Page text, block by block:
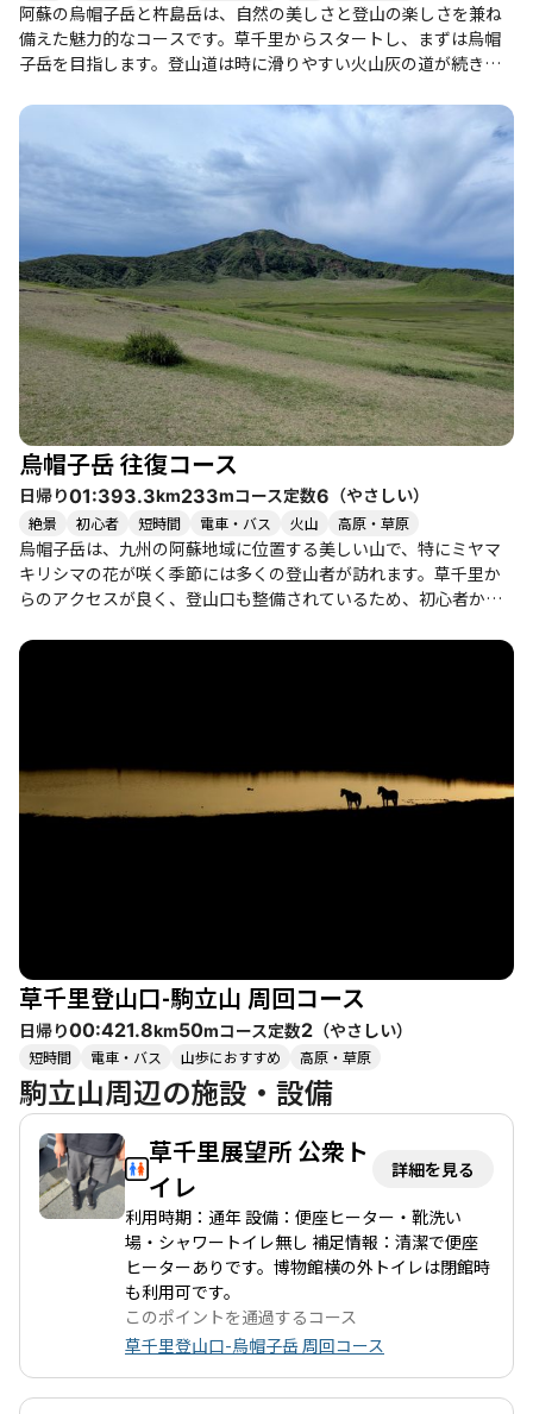
阿蘇の烏帽子岳と杵島岳は、自然の美しさと登山の楽しさを兼ね
備えた魅力的なコースです。草千里からスタートし、まずは烏帽
子岳を目指します。登山道は時に滑りやすい火山灰の道が続き、
周囲の景色が曇っていることもありますが、運が良ければ杵島岳
からの眺望は素晴らしく、阿蘇の雄大な景色を楽しむことができ
ます。 このコースは初心者から健脚者まで楽しめる内容で、特に
家族連れや友人同士でのハイキングにおすすめです。登山道は整
備されているものの、藪漕ぎや急登もあり、体力に自信のある方
には特に楽しめるでしょう。冬には霧氷や雪景色が美しく、春に
はミヤマキリシマの花が咲き誇ります。 また、草千里では放牧中
の馬たちが自由に歩き回っており、癒しのひとときを提供してく
れます。周辺には温泉や美味しいグルメスポットも点在してお
り、登山後の楽しみも豊富です。特に道の駅阿蘇では、地元の名
物を楽しむことができ、訪れる価値があります。 登山中は、時折
強風に見舞われることもありますが、晴れた日には青空の下での
開放感を味わえます。特に、烏帽子岳の山頂からは、草千里や杵
島岳を見渡す絶景が広がり、登った達成感を感じることができる
でしょう。注意点としては、登山道の滑りやすさや、時折見られ
る藪漕ぎの部分があるため、しっかりとした準備が必要です。
烏帽子岳 往復コース
日帰り01:393.3km233mコース定数6 （やさしい）
絶景 初心者 短時間 電車・バス 火山 高原・草原
烏帽子岳は、九州の阿蘇地域に位置する美しい山で、特にミヤマ
キリシマの花が咲く季節には多くの登山者が訪れます。草千里か
らのアクセスが良く、登山口も整備されているため、初心者から
は、最初はススキの美しい道が続き、徐々に雪道へと変わりま
期には斜面がピンク色に染まり、圧巻の眺望が楽しめます。登山
者たちは、草千里の美しい景観や、山頂からの360度のパノラマに
感動し、心が癒されるひとときを過ごしています。特に、晴れた
しさと登山の楽しさを兼ね備えた場所であり、訪れるたびに新た
な発見があることでしょう。仲間や家族と一緒に、または一人で
の冒険を通じて、心に残る体験ができること間違いなしです。
草千里登山口-駒立山 周回コース
日帰り00:421.8km50mコース定数2 （やさしい）
短時間 電車・バス 山歩におすすめ 高原・草原
駒立山周辺の施設・設備
草千里展望所 公衆ト
イレ
詳細を見る
利用時期：通年 設備：便座ヒーター・靴洗い
場・シャワートイレ無し 補足情報：清潔で便座
ヒーターありです。博物館横の外トイレは閉館時
も利用可です。
このポイントを通過するコース
草千里登山口-烏帽子岳 周回コース